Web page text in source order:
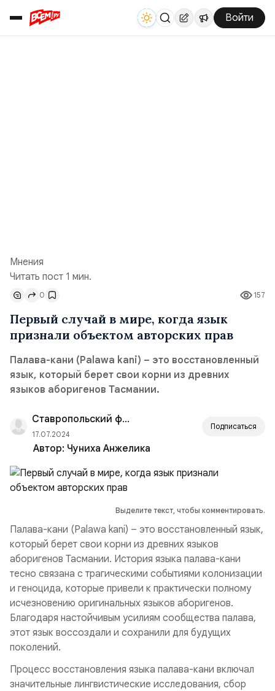
Войти
Мнения
Читать пост 1 мин.
157
0
Первый случай в мире, когда язык
признали объектом авторских прав
Палава-кани (Palawa kani) – это восстановленный
язык, который берет свои корни из древних
языков аборигенов Тасмании.
Ставропольский филиал РАНХиГС
17.07.2024
Подписаться
Автор: Чуниха Анжелика
Выделите текст, чтобы комментировать.
Палава-кани (Palawa kani) – это восстановленный язык,
который берет свои корни из древних языков
аборигенов Тасмании. История языка палава-кани
тесно связана с трагическими событиями колонизации
и геноцида, которые привели к практически полному
исчезновению оригинальных языков аборигенов.
Благодаря настойчивым усилиям сообщества палава,
этот язык воссоздали и сохранили для будущих
поколений.
Процесс восстановления языка палава-кани включал
значительные лингвистические исследования, сбор